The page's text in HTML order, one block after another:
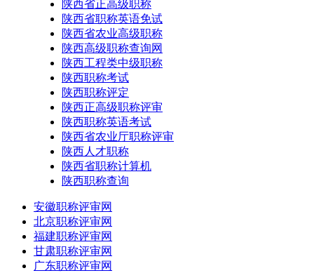
陕西省正高级职称
陕西省职称英语免试
陕西省农业高级职称
陕西高级职称查询网
陕西工程类中级职称
陕西职称考试
陕西职称评定
陕西正高级职称评审
陕西职称英语考试
陕西省农业厅职称评审
陕西人才职称
陕西省职称计算机
陕西职称查询
安徽职称评审网
北京职称评审网
福建职称评审网
甘肃职称评审网
广东职称评审网